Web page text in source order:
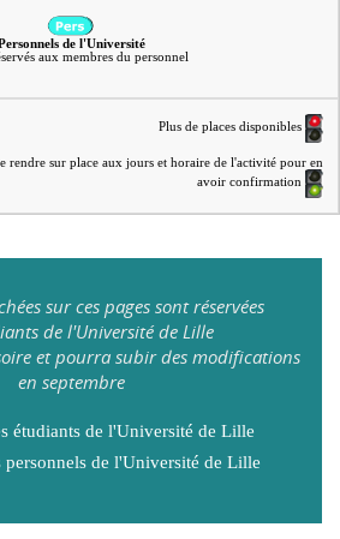
de l'Université
aux membres du personnel
Plus de places disponibles
rendre sur place aux jours et horaire de l'activité pour en
avoir confirmation
sur ces pages sont réservées
de l'Université de Lille
et pourra subir des modifications
en septembre
étudiants de l'Université de Lille
de l'Université de Lille